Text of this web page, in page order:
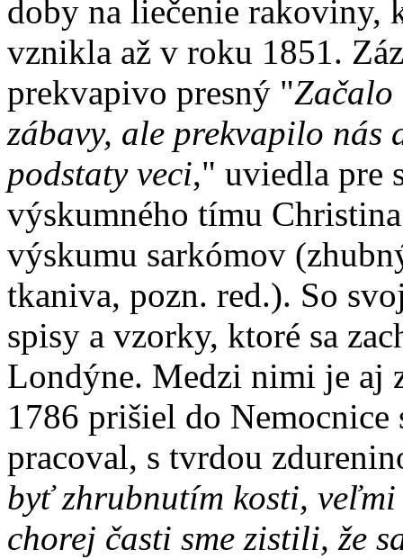
doby na liečenie rakoviny,
vznikla až v roku 1851.
prekvapivo presný "Začalo
zábavy, ale prekvapilo
podstaty veci," uviedla pre
výskumného tímu
výskumu sarkómov
tkaniva, pozn. red.). So
spisy a vzorky, ktoré sa
Londýne. Medzi nimi je aj
1786 prišiel do Nemocnice
pracoval, s tvrdou
byť zhrubnutím kosti,
chorej časti sme zistili, že